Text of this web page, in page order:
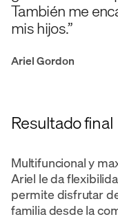
También me
mis hijos.”
Ariel Gordon
Resultado final
Multifuncional y
Ariel le da
permite disfrutar
familia desde la